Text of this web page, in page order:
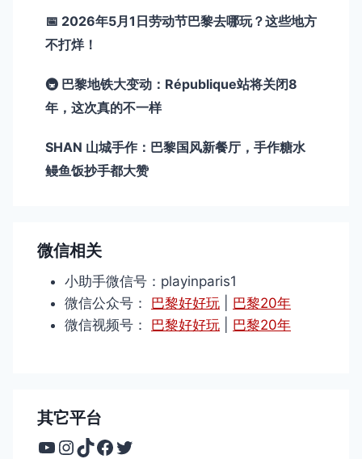
📅 2026年5月1日劳动节巴黎去哪玩？这些地方
不打烊！
🚇 巴黎地铁大变动：République站将关闭8
年，这次真的不一样
SHAN 山城手作：巴黎国风新餐厅，手作糖水
鳗鱼饭抄手都大赞
微信相关
小助手微信号：playinparis1
微信公众号： 巴黎好好玩
巴黎20年
微信视频号： 巴黎好好玩 巴黎20年
其它平台
YouTube
Instagram
TikTok
Facebook
Twitter